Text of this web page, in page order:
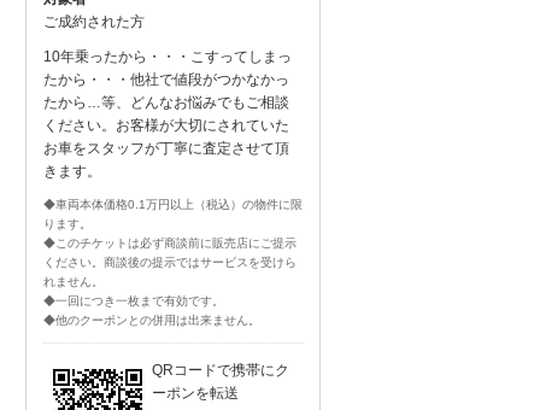
ご成約された方
10年乗ったから・・・こすってしまっ
たから・・・他社で値段がつかなかっ
たから…等、どんなお悩みでもご相談
ください。お客様が大切にされていた
お車をスタッフが丁寧に査定させて頂
きます。
◆車両本体価格0.1万円以上（税込）の物件に限
ります。
◆このチケットは必ず商談前に販売店にご提示
ください。商談後の提示ではサービスを受けら
れません。
◆一回につき一枚まで有効です。
◆他のクーポンとの併用は出来ません。
QRコードで携帯にク
ーポンを転送